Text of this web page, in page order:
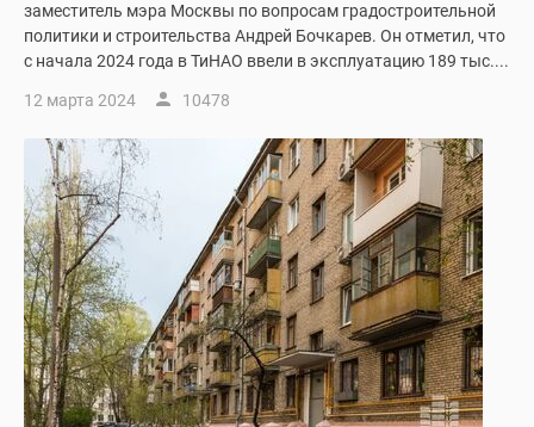
заместитель мэра Москвы по вопросам градостроительной
политики и строительства Андрей Бочкарев. Он отметил, что
с начала 2024 года в ТиНАО ввели в эксплуатацию 189 тыс....
12 марта 2024 10478